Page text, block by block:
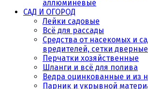
аллюминевые
САД И ОГОРОД
Лейки садовые
Всё для рассады
Средства от насекомых и
вредителей, сетки дверные
Перчатки хозяйственные
Шланги и всё для полива
Ведра оцинкованные и из
Парник и укрывной